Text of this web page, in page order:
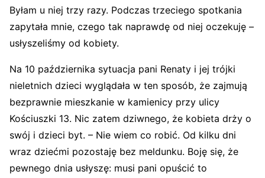
Byłam u niej trzy razy. Podczas trzeciego spotkania
zapytała mnie, czego tak naprawdę od niej oczekuję –
usłyszeliśmy od kobiety.
Na 10 października sytuacja pani Renaty i jej trójki
nieletnich dzieci wyglądała w ten sposób, że zajmują
bezprawnie mieszkanie w kamienicy przy ulicy
Kościuszki 13. Nic zatem dziwnego, że kobieta drży o
swój i dzieci byt. – Nie wiem co robić. Od kilku dni
wraz dziećmi pozostaję bez meldunku. Boję się, że
pewnego dnia usłyszę: musi pani opuścić to